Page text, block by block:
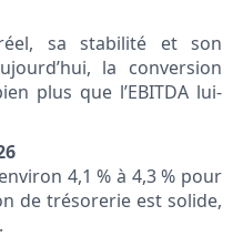
sa stabilité et son
la conversion
plus que l’EBITDA lui-
4,1 % à 4,3 % pour
de trésorerie est solide,